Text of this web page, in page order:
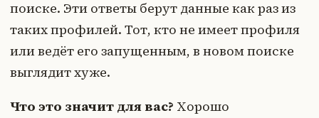
поиске. Эти ответы берут данные как раз из
таких профилей. Тот, кто не имеет профиля
или ведёт его запущенным, в новом поиске
выглядит хуже.
Что это значит для вас? Хорошо